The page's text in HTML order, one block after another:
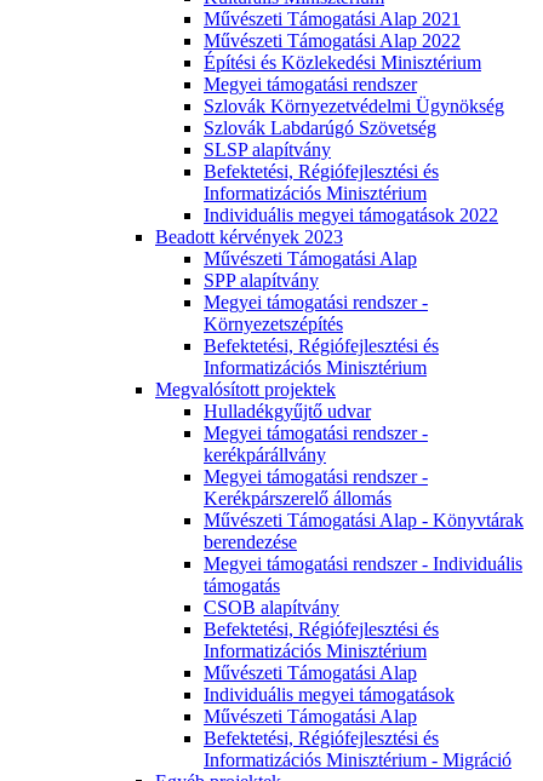
Művészeti Támogatási Alap 2021
Művészeti Támogatási Alap 2022
Építési és Közlekedési Minisztérium
Megyei támogatási rendszer
Szlovák Környezetvédelmi Ügynökség
Szlovák Labdarúgó Szövetség
SLSP alapítvány
Befektetési, Régiófejlesztési és
Informatizációs Minisztérium
Individuális megyei támogatások 2022
Beadott kérvények 2023
Művészeti Támogatási Alap
SPP alapítvány
Megyei támogatási rendszer -
Környezetszépítés
Befektetési, Régiófejlesztési és
Informatizációs Minisztérium
Megvalósított projektek
Hulladékgyűjtő udvar
Megyei támogatási rendszer -
kerékpárállvány
Megyei támogatási rendszer -
Kerékpárszerelő állomás
Művészeti Támogatási Alap - Könyvtárak
berendezése
Megyei támogatási rendszer - Individuális
támogatás
CSOB alapítvány
Befektetési, Régiófejlesztési és
Informatizációs Minisztérium
Művészeti Támogatási Alap
Individuális megyei támogatások
Művészeti Támogatási Alap
Befektetési, Régiófejlesztési és
Informatizációs Minisztérium - Migráció